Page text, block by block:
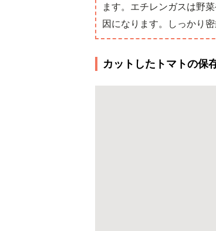
ます。エチレンガスは野
因になります。しっかり
カットしたトマトの保